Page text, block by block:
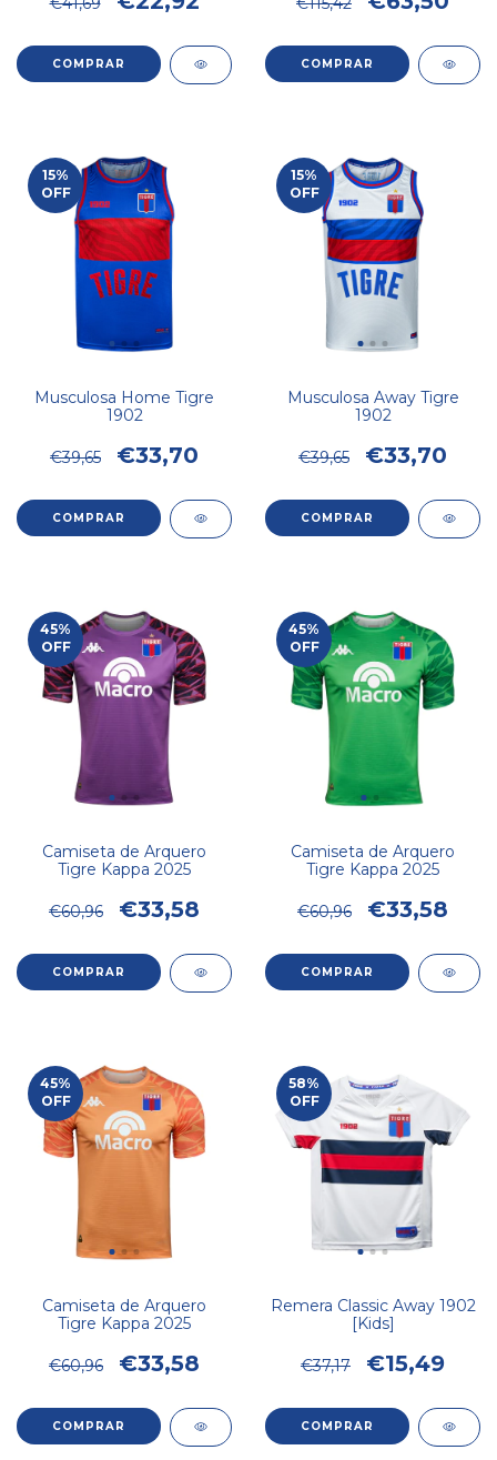
COMPRAR COMPRAR
15%
OFF
Musculosa Home Tigre
1902
€39,65 €33,70
COMPRAR
15%
OFF
Musculosa Away Tigre
1902
€39,65 €33,70
COMPRAR
45%
OFF
Camiseta de Arquero
Tigre Kappa 2025
€60,96 €33,58
COMPRAR
45%
OFF
Camiseta de Arquero
Tigre Kappa 2025
€60,96 €33,58
COMPRAR
45%
OFF
Camiseta de Arquero
Tigre Kappa 2025
€60,96 €33,58
COMPRAR
58%
OFF
Remera Classic Away 1902
[Kids]
€37,17 €15,49
COMPRAR